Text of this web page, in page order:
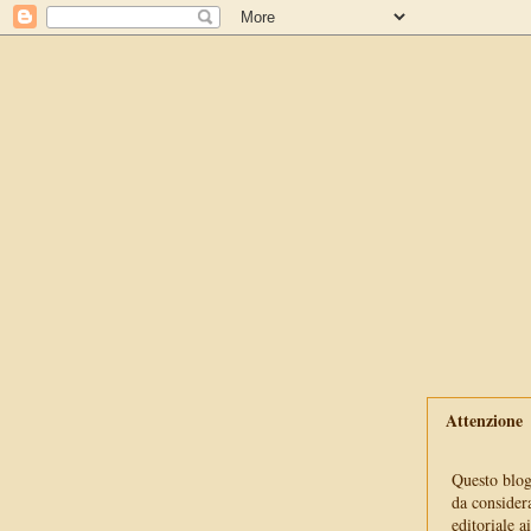
Attenzione
Questo
da
editoriale